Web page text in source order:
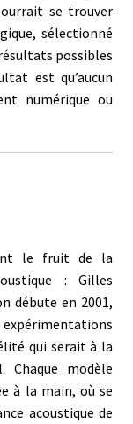
se trouver
sélectionné
possibles
est qu’aucun
numérique ou
le fruit de la
: Gilles
débute en 2001,
qui serait à la
modèle
à la main, où se
acoustique de